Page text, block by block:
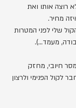
רוצה אותו ואת
מחיר.
שלי לפני המטרות
מעמד...).
חיובי, מחזק
לקול הפנימי ולרצון